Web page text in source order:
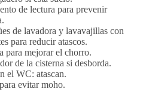
de lectura para prevenir
de lavadora y lavavajillas con
para reducir atascos.
para mejorar el chorro.
de la cisterna si desborda.
el WC: atascan.
evitar moho.